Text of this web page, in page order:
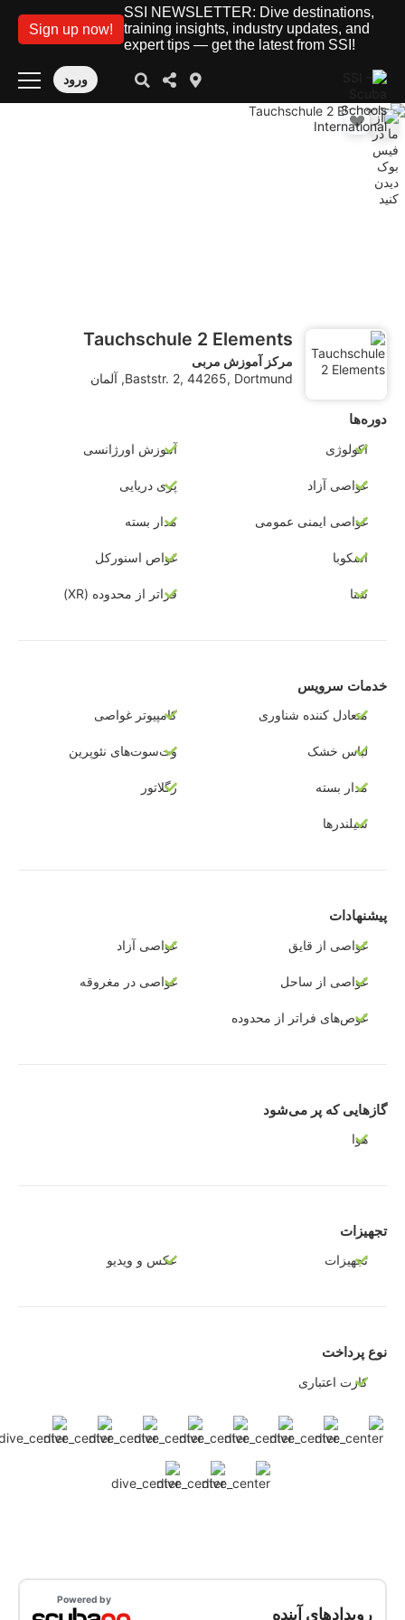
SSI NEWSLETTER: Dive destinations,
training insights, industry updates, and
expert tips — get the latest from SSI!
Sign up now!
ورود
Tauchschule 2 Elements
مرکز آموزش مربی
Baststr. 2, 44265, Dortmund, آلمان
دوره‌ها
اکولوژی آموزش اورژانسی
غواصی آزاد پری دریایی
غواصی ایمنی عمومی مدار بسته
اسکوبا غواص اسنورکل
شنا فراتر از محدوده (XR)
خدمات سرویس
متعادل کننده شناوری کامپیوتر غواصی
لباس خشک وت‌سوت‌های نئوپرین
مدار بسته رگلاتور
سیلندرها
پیشنهادات
غواصی از قایق غواصی آزاد
غواصی از ساحل غواصی در مغروقه
غوص‌های فراتر از محدوده
گازهایی که پر می‌شود
هوا
تجهیزات
تجهیزات عکس و ویدیو
نوع پرداخت
کارت اعتباری
رویدادهای آینده
Powered by